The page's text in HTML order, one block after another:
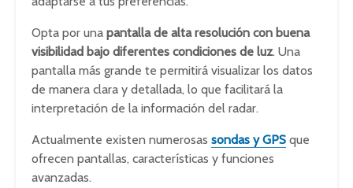
Opta por una pantalla de alta resolución con buena
visibilidad bajo diferentes condiciones de luz. Una
pantalla más grande te permitirá visualizar los datos
de manera clara y detallada, lo que facilitará la
interpretación de la información del radar.
Actualmente existen numerosas sondas y GPS que
ofrecen pantallas, características y funciones
avanzadas.